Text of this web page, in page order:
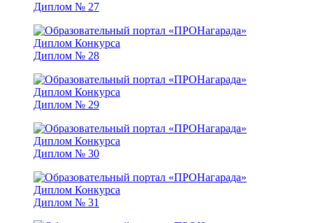
Диплом № 27
Диплом № 28
Диплом № 29
Диплом № 30
Диплом № 31